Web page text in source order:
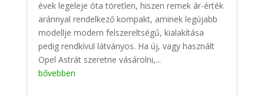
évek legeleje óta töretlen, hiszen remek ár-érték
aránnyal rendelkező kompakt, aminek legújabb
modellje modern felszereltségű, kialakítása
pedig rendkívül látványos. Ha új, vagy használt
Opel Astrát szeretne vásárolni,...
bővebben